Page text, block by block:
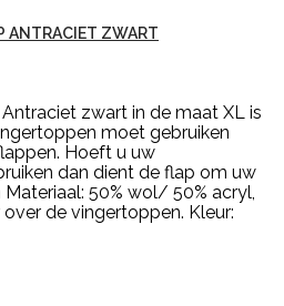
ANTRACIET ZWART
zwart in de maat XL is
moet gebruiken
Hoeft u uw
dan dient de flap om uw
50% wol/ 50% acryl,
de vingertoppen. Kleur: